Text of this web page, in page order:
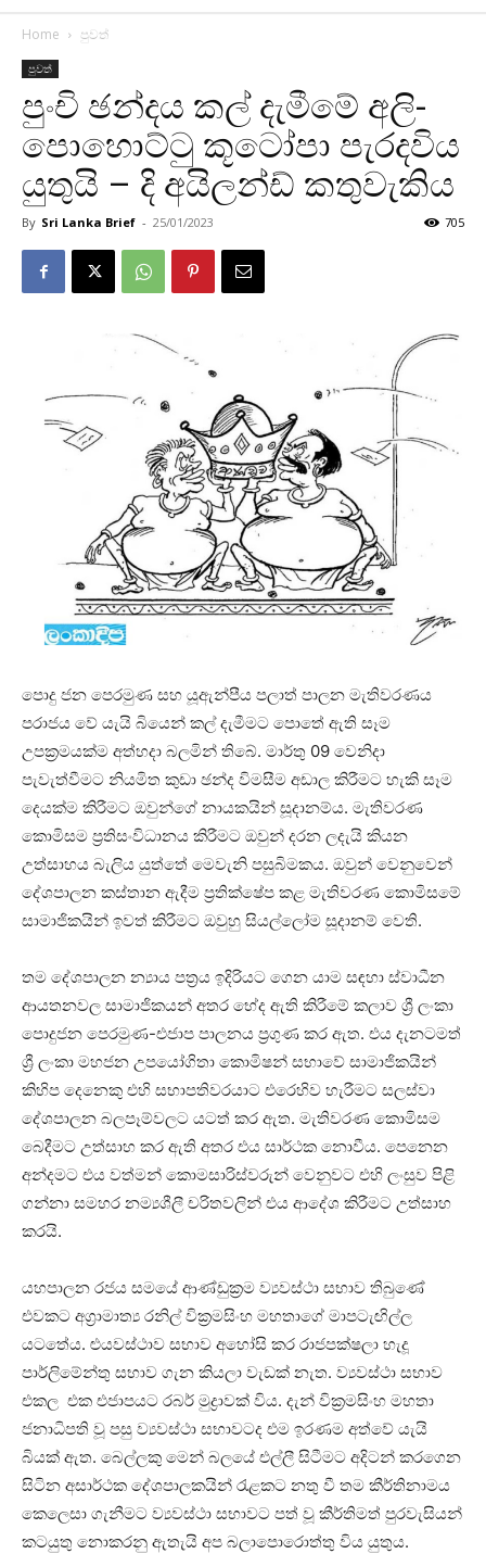
Home පුවත්
පුවත්
පුංචි ඡන්දය කල් දැමීමේ අලි-
පොහොට්ටු කූටෝපා පැරදවිය
යුතුයි – දි අයිලන්ඩ් කතුවැකිය
By Sri Lanka Brief - 25/01/2023 705
පොදු ජන පෙරමුණ සහ යූඇන්පීය පලාත් පාලන මැතිවරණය
පරාජය වේ යැයි බියෙන් කල් දැමීමට පොතේ ඇති සෑම
උපක්‍රමයක්ම අත්හදා බලමින් තිබේ. මාර්තු 09 වෙනිදා
පැවැත්වීමට නියමිත කුඩා ඡන්ද විමසීම අඩාල කිරීමට හැකි සෑම
දෙයක්ම කිරීමට ඔවුන්ගේ නායකයින් සූදානම්ය. මැතිවරණ
කොමිසම ප්‍රතිසංවිධානය කිරීමට ඔවුන් දරන ලදැයි කියන
උත්සාහය බැලිය යුත්තේ මෙවැනි පසුබිමකය. ඔවුන් වෙනුවෙන්
දේශපාලන කස්තාන ඇදීම ප්‍රතික්ෂේප කළ මැතිවරණ කොමිසමේ
සාමාජිකයින් ඉවත් කිරීමට ඔවුහු සියල්ලෝම සූදානම් වෙති.
තම දේශපාලන න්‍යාය පත්‍රය ඉදිරියට ගෙන යාම සඳහා ස්වාධීන
ආයතනවල සාමාජිකයන් අතර භේද ඇති කිරීමේ කලාව ශ්‍රී ලංකා
පොදුජන පෙරමුණ-එජාප පාලනය ප්‍රගුණ කර ඇත. එය දැනටමත්
ශ්‍රී ලංකා මහජන උපයෝගිතා කොමිෂන් සභාවේ සාමාජිකයින්
කිහිප දෙනෙකු එහි සභාපතිවරයාට එරෙහිව හැරීමට සලස්වා
දේශපාලන බලපෑම්වලට යටත් කර ඇත. මැතිවරණ කොමිසම
බෙදීමට උත්සාහ කර ඇති අතර එය සාර්ථක නොවීය. පෙනෙන
අන්දමට එය වත්මන් කොමසාරිස්වරුන් වෙනුවට එහි ලංසුව පිළි
ගන්නා සමහර නම්‍යශීලී චරිතවලින් එය ආදේශ කිරීමට උත්සාහ
කරයි.
යහපාලන රජය සමයේ ආණ්ඩුක්‍රම ව්‍යවස්ථා සභාව තිබුණේ
එවකට අග්‍රාමාත්‍ය රනිල් වික්‍රමසිංහ මහතාගේ මාපටැඟිල්ල
යටතේය. ළුයවස්ථාව සභාව අහෝසි කර රාජපක්ෂලා හැදූ
පාර්ලිමේන්තු සභාව ගැන කියලා වැඩක් නැත. ව්‍යවස්ථා සභාව
එකල එක එජාපයට රබර් මුද්‍රාවක් විය. දැන් වික්‍රමසිංහ මහතා
ජනාධිපති වූ පසු ව්‍යවස්ථා සභාවටද එම ඉරණම අත්වේ යැයි
බියක් ඇත. බෙල්ලකු මෙන් බලයේ එල්ලී සිටීමට අදිටන් කරගෙන
සිටින අසාර්ථක දේශපාලකයින් රැළකට නතු වී තම කීර්තිනාමය
කෙලෙසා ගැනීමට ව්‍යවස්ථා සභාවට පත් වූ කීර්තිමත් පුරවැසියන්
කටයුතු නොකරනු ඇතැයි අප බලාපොරොත්තු විය යුතුය.